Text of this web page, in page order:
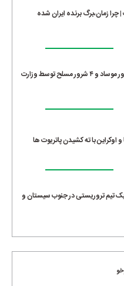
چرا زمان،برگ برنده ایران شده
بازداشت ۲۱ مزدور موساد و ۴ شرور مسلح توسط وزارت
اوکراین با ته کشیدن پاتریوت ها
تیم تروریستی در جنوب سیستان و